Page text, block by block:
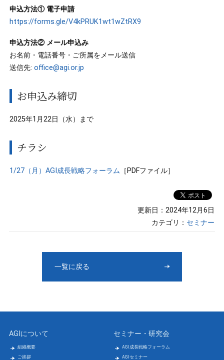
申込方法① 電子申請
https://forms.gle/V4kPRUK1wt1wZtRX9
申込方法② メール申込み
お名前・電話番号・ご所属をメール送信
送信先:office@agi.or.jp
お申込み締切
2025年1月22日（水）まで
チラシ
1/27（月）AGI成長戦略フォーラム ［PDFファイル］
更新日：2024年12月6日
カテゴリ： セミナー
一覧に戻る
AGIについて
組織概要
ご挨拶
セミナー・研究会
AGI成長戦略フォーラム
AGIセミナー